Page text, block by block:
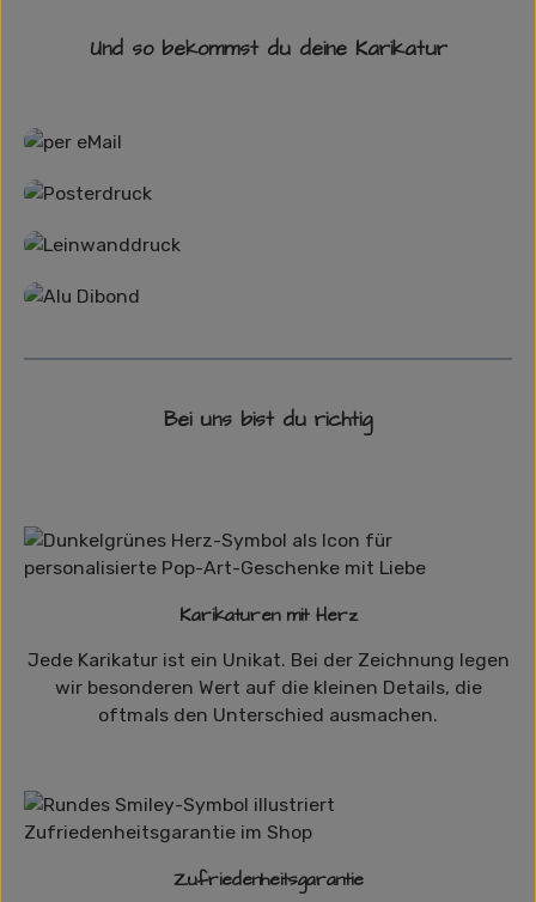
Und so bekommst du deine Karikatur
Bei uns bist du richtig
Karikaturen mit Herz
Jede Karikatur ist ein Unikat. Bei der Zeichnung legen
wir besonderen Wert auf die kleinen Details, die
oftmals den Unterschied ausmachen.
Zufriedenheitsgarantie